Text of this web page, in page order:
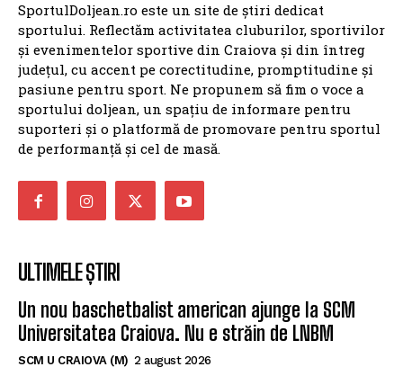
SportulDoljean.ro este un site de știri dedicat
sportului. Reflectăm activitatea cluburilor, sportivilor
și evenimentelor sportive din Craiova și din întreg
județul, cu accent pe corectitudine, promptitudine și
pasiune pentru sport. Ne propunem să fim o voce a
sportului doljean, un spațiu de informare pentru
suporteri și o platformă de promovare pentru sportul
de performanță și cel de masă.
ULTIMELE ȘTIRI
Un nou baschetbalist american ajunge la SCM
Universitatea Craiova. Nu e străin de LNBM
SCM U CRAIOVA (M) 2 august 2026